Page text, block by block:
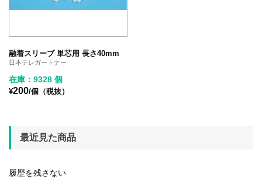
融着スリーブ 単芯用 長さ40mm
日本テレガートナー
在庫：9328 個
¥200/個（税抜）
最近見た商品
履歴を残さない